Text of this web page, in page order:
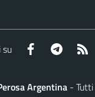
su Facebook Telegram
Argentina- Tutti